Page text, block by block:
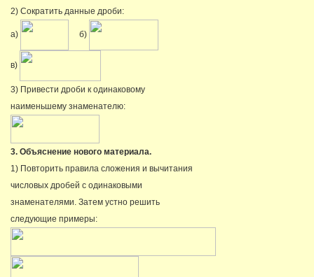
2) Сократить данные дроби:
а) б)
в)
3) Привести дроби к одинаковому
наименьшему знаменателю:
3. Объяснение нового материала.
1) Повторить правила сложения и вычитания
числовых дробей с одинаковыми
знаменателями. Затем устно решить
следующие примеры: